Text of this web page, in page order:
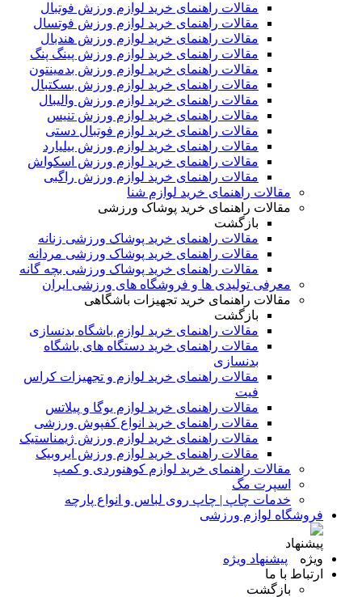
مقالات راهنمای خرید لوازم ورزش فوتبال
مقالات راهنمای خرید لوازم ورزش فوتسال
مقالات راهنمای خرید لوازم ورزش هندبال
مقالات راهنمای خرید لوازم ورزش پینگ پنگ
مقالات راهنمای خرید لوازم ورزش بدمینتون
مقالات راهنمای خرید لوازم ورزش بسکتبال
مقالات راهنمای خرید لوازم ورزش والیبال
مقالات راهنمای خرید لوازم ورزش تنیس
مقالات راهنمای خرید لوازم فوتبال دستی
مقالات راهنمای خرید لوازم ورزش بیلیارد
مقالات راهنمای خرید لوازم ورزش اسکواش
مقالات راهنمای خرید لوازم ورزش راگبی
مقالات راهنمای خرید لوازم شنا
مقالات راهنمای خرید پوشاک ورزشی
بازگشت
مقالات راهنمای خرید پوشاک ورزشی زنانه
مقالات راهنمای خرید پوشاک ورزشی مردانه
مقالات راهنمای خرید پوشاک ورزشی بچه گانه
معرفی تولیدی ها و فروشگاه های ورزشی ایران
مقالات راهنمای خرید تجهیزات باشگاهی
بازگشت
مقالات راهنمای خرید لوازم باشگاه بدنسازی
مقالات راهنمای خرید دستگاه های باشگاه
بدنسازی
مقالات راهنمای خرید لوازم و تجهیزات کراس
فیت
مقالات راهنمای خرید لوازم یوگا و پیلاتس
مقالات راهنمای خرید انواع کفپوش ورزشی
مقالات راهنمای خرید لوازم ورزش ژیمناستیک
مقالات راهنمای خرید لوازم ورزش ایروبیک
مقالات راهنمای خرید لوازم کوهنوردی و کمپ
اسپرت مگ
خدمات چاپ | چاپ روی لباس و انواع پارچه
فروشگاه لوازم ورزشی
پیشنهاد ویژه
ارتباط با ما
بازگشت